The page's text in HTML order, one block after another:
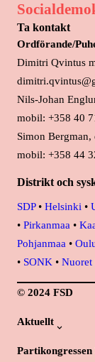
Ta kontakt
Ordförande/
Dimitri Qvintus
Nils-Johan
mobil: +358 40
Simon Bergman,
mobil: +358 44
Distrikt och
SDP• Helsinki •
• Pirkanmaa •
Pohjanmaa •
• SONK • Nuoret
© 2024 FSD
Aktuellt
Partikongressen